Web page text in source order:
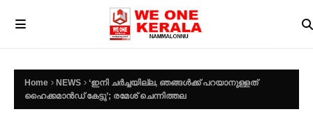
Home NEWS
‘ഇനി ചർച്ചയില്ല, ഞങ്ങൾക്ക് പറയാനുള്ളത്
ഹൈക്കമാൻഡ് കേട്ടു’; രമേശ് ചെന്നിത്തല